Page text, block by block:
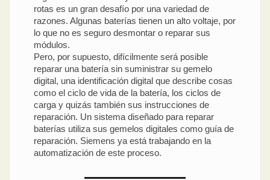
rotas es un gran desafío por una variedad de
razones. Algunas baterías tienen un alto voltaje, por
lo que no es seguro desmontar o reparar sus
módulos.
Pero, por supuesto, difícilmente será posible
reparar una batería sin suministrar su gemelo
digital, una identificación digital que describe cosas
como el ciclo de vida de la batería, los ciclos de
carga y quizás también sus instrucciones de
reparación. Un sistema diseñado para reparar
baterías utiliza sus gemelos digitales como guía de
reparación. Siemens ya está trabajando en la
automatización de este proceso.